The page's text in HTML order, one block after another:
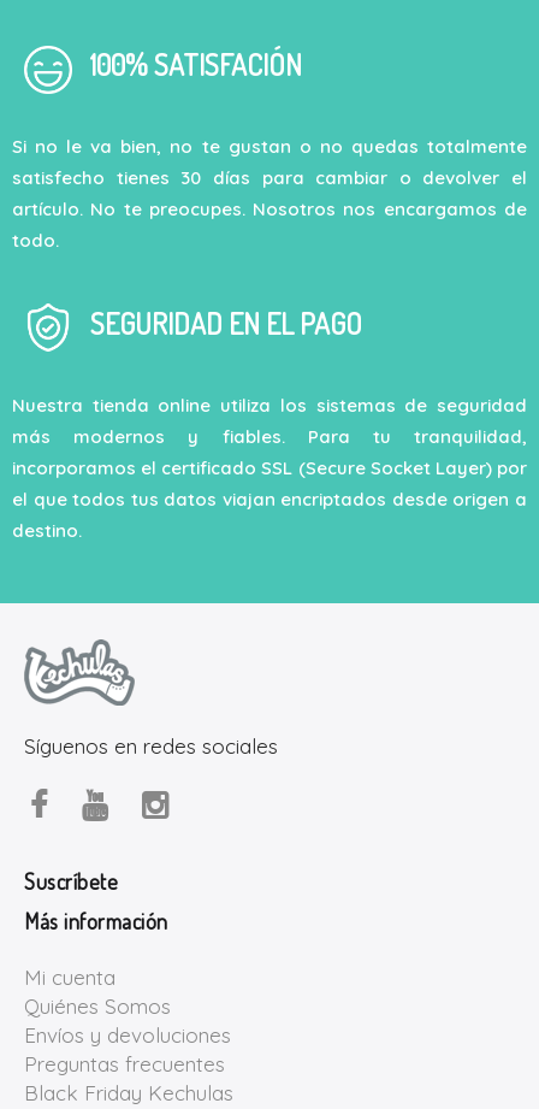
100% SATISFACIÓN
Si no le va bien, no te gustan o no quedas totalmente
satisfecho tienes 30 días para cambiar o devolver el
artículo. No te preocupes. Nosotros nos encargamos de
todo.
SEGURIDAD EN EL PAGO
Nuestra tienda online utiliza los sistemas de seguridad
más modernos y fiables. Para tu tranquilidad,
incorporamos el certificado SSL (Secure Socket Layer) por
el que todos tus datos viajan encriptados desde origen a
destino.
Síguenos en redes sociales
Suscríbete
Más información
Mi cuenta
Quiénes Somos
Envíos y devoluciones
Preguntas frecuentes
Black Friday Kechulas